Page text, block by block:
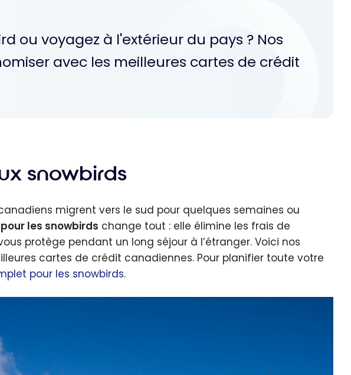
ou voyagez à l'extérieur du pays ? Nos
avec les meilleures cartes de crédit
snowbirds
migrent vers le sud pour quelques semaines ou
les snowbirds change tout : elle élimine les frais de
protège pendant un long séjour à l’étranger. Voici nos
cartes de crédit canadiennes. Pour planifier toute votre
pour les snowbirds.